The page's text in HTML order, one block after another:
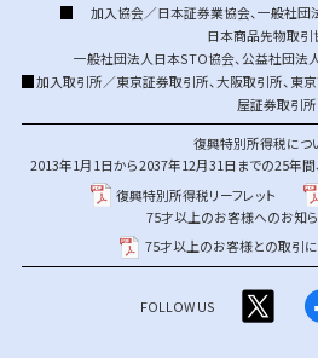
加入協会／日本証券業協会、 一般社団
日本商品先物取引
一般社団法人日本STO協会、 公益社団法
加入取引所／東京証券取引所、大阪取引所、 東
屋証券取引所
復興特別所得税につ
2013年1月1日から2037年12月31日までの25年間
復興特別所得税リーフレット
75才以上のお客様へのお知
75才以上のお客様との取引に
FOLLOW US